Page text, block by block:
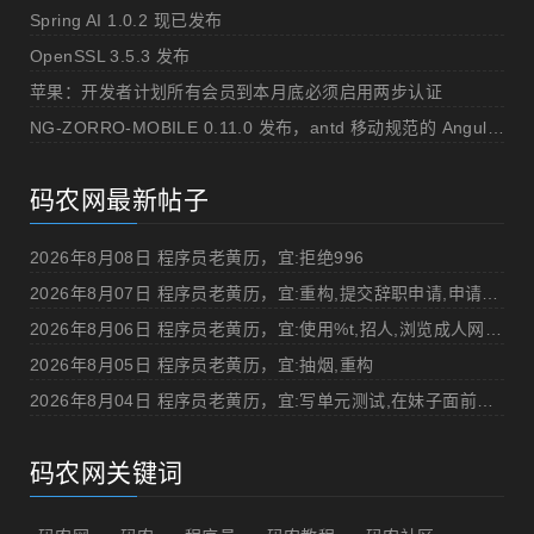
Spring AI 1.0.2 现已发布
OpenSSL 3.5.3 发布
苹果：开发者计划所有会员到本月底必须启用两步认证
码农网最新帖子
2026年8月08日 程序员老黄历，宜:拒绝996
2026年8月05日 程序员老黄历，宜:抽烟,重构
码农网关键词